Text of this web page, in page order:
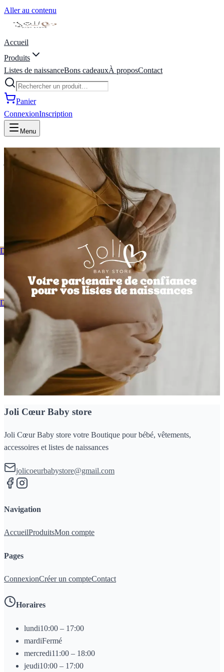
Aller au contenu
Accueil
Produits
Listes de naissanceBons cadeauxÀ proposContact
Panier
ConnexionInscription
Menu
joli coeur baby store | liste de
naissance | Marche-en-
Famenne, Belgique
Bienvenue Chez Joli Coeur
Découvrez notre catalogue
Bienvenue Chez Joli Coeur
Découvrez notre catalogue
Nos dernières nouveautés
Joli Cœur Baby store
Joli Cœur Baby store votre Boutique pour bébé, vêtements,
accessoires et listes de naissances
jolicoeurbabystore@gmail.com
Navigation
AccueilProduitsMon compte
Pages
ConnexionCréer un compteContact
Horaires
lundi10:00 – 17:00
mardiFermé
mercredi11:00 – 18:00
jeudi10:00 – 17:00